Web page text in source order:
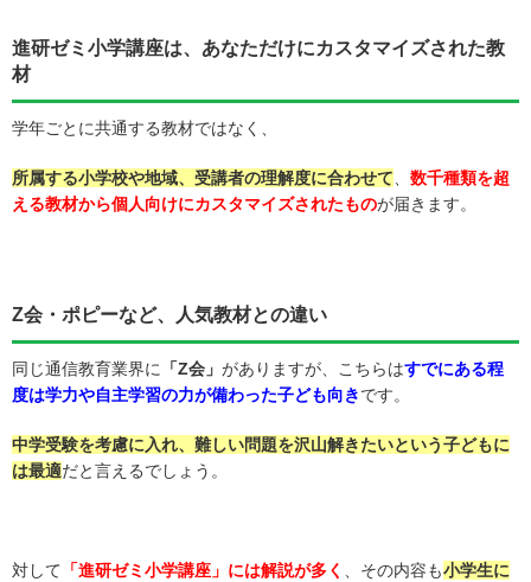
進研ゼミ小学講座は、あなただけにカスタマイズされた教
材
学年ごとに共通する教材ではなく、
所属する小学校や地域、受講者の理解度に合わせて、 数千種類を超
える教材から個人向けにカスタマイズされたものが届きます。
Z会・ポピーなど、人気教材との違い
同じ通信教育業界に 「Z会」 がありますが、こちらはすでにある程
度は学力や自主学習の力が備わった子ども向きです。
中学受験を考慮に入れ、難しい問題を沢山解きたいという子どもに
は最適だと言えるでしょう。
対して 「進研ゼミ小学講座」には解説が多く 、その内容も小学生に